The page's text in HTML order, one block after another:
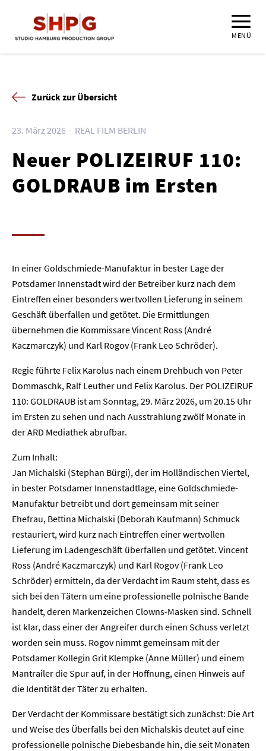
MENÜ
Zurück zur Übersicht
23. März 2026 REAL FILM BERLIN
Neuer POLIZEIRUF 110:
GOLDRAUB im Ersten
In einer Goldschmiede-Manufaktur in bester Lage der
Potsdamer Innenstadt wird der Betreiber kurz nach dem
Eintreffen einer besonders wertvollen Lieferung in seinem
Geschäft überfallen und getötet. Die Ermittlungen
übernehmen die Kommissare Vincent Ross (André
Kaczmarczyk) und Karl Rogov (Frank Leo Schröder).
Regie führte Felix Karolus nach einem Drehbuch von Peter
Dommaschk, Ralf Leuther und Felix Karolus. Der POLIZEIRUF
110: GOLDRAUB ist am Sonntag, 29. März 2026, um 20.15 Uhr
im Ersten zu sehen und nach Ausstrahlung zwölf Monate in
der ARD Mediathek abrufbar.
Zum Inhalt:
Jan Michalski (Stephan Bürgi), der im Holländischen Viertel,
in bester Potsdamer Innenstadtlage, eine Goldschmiede-
Manufaktur betreibt und dort gemeinsam mit seiner
Ehefrau, Bettina Michalski (Deborah Kaufmann) Schmuck
restauriert, wird kurz nach Eintreffen einer wertvollen
Lieferung im Ladengeschäft überfallen und getötet. Vincent
Ross (André Kaczmarczyk) und Karl Rogov (Frank Leo
Schröder) ermitteln, da der Verdacht im Raum steht, dass es
sich bei den Tätern um eine professionelle polnische Bande
handelt, deren Markenzeichen Clowns-Masken sind. Schnell
ist klar, dass einer der Angreifer durch einen Schuss verletzt
worden sein muss. Rogov nimmt gemeinsam mit der
Potsdamer Kollegin Grit Klempke (Anne Müller) und einem
Mantrailer die Spur auf, in der Hoffnung, einen Hinweis auf
die Identität der Täter zu erhalten.
Der Verdacht der Kommissare bestätigt sich zunächst: Die Art
und Weise des Überfalls bei den Michalskis deutet auf eine
professionelle polnische Diebesbande hin, die seit Monaten